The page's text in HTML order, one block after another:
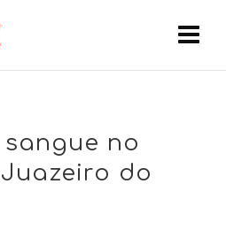
no
Juazeiro do